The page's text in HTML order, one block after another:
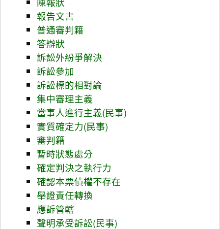
報告文書
普通審判籍
答辯狀
訴訟外紛爭解決
訴訟參加
訴訟標的相對論
集中審理主義
當事人進行主義(民事)
實質確定力(民事)
審判籍
暫時狀態處分
確定判決之執行力
確認本票債權不存在
舉證責任轉換
應訴管轄
聲明承受訴訟(民事)